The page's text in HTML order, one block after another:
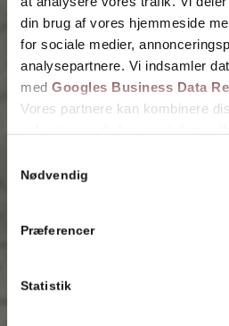
din brug af vores hjemmeside
for sociale medier,
analysepartnere. Vi indsamler
med Googles Business Data
Vores partnere kan kombinere
Nødvendig
Præferencer
Statistik